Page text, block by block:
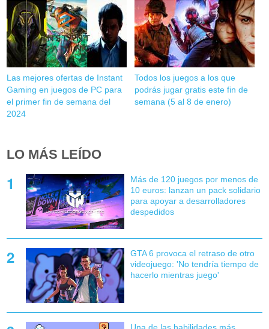
Las mejores ofertas de Instant
Gaming en juegos de PC para
el primer fin de semana del
2024
Todos los juegos a los que
podrás jugar gratis este fin de
semana (5 al 8 de enero)
LO MÁS LEÍDO
Más de 120 juegos por menos de
10 euros: lanzan un pack solidario
para apoyar a desarrolladores
despedidos
GTA 6 provoca el retraso de otro
videojuego: 'No tendría tiempo de
hacerlo mientras juego'